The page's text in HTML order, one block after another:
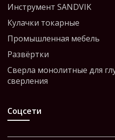
Инструмент SANDVIK
Кулачки токарные
Промышленная мебель
Развёртки
Сверла монолитные для
сверления
Соцсети